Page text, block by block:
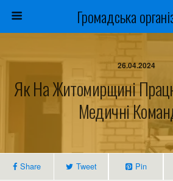
Громадська
26.04.2024
Як На Житомирщині
Медичні
Share Tweet Pin